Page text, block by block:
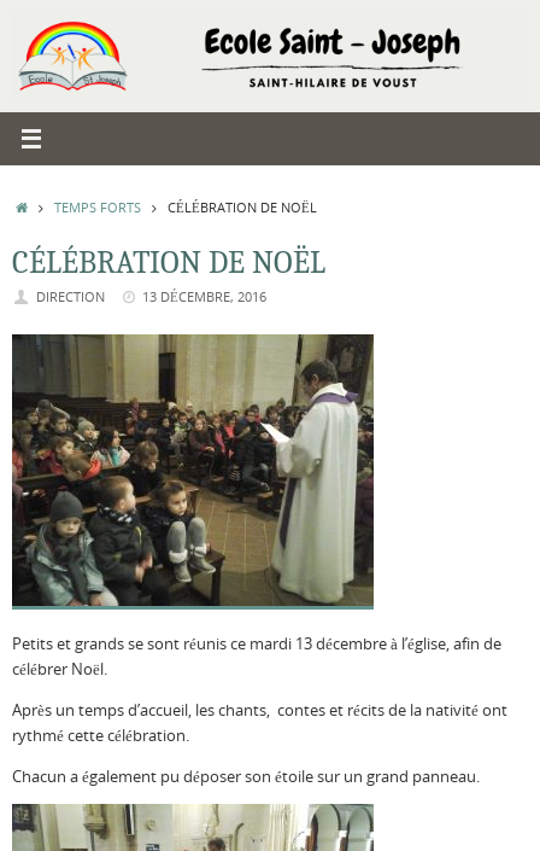
contenu
ACCUEIL
TEMPS FORTS CÉLÉBRATION DE NOËL
CÉLÉBRATION DE NOËL
DIRECTION 13 DÉCEMBRE, 2016
Petits et grands se sont réunis ce mardi 13 décembre à l’église, afin de
célébrer Noël.
Après un temps d’accueil, les chants, contes et récits de la nativité ont
rythmé cette célébration.
Chacun a également pu déposer son étoile sur un grand panneau.